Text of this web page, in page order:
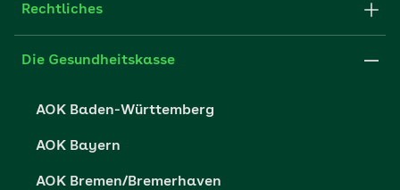
FAQ
Partner der AOK
Fachportal für Arbeitgeber
Presse- und Politikportal
Vertriebspartner-Service
Rechtliches
Impressum
Die Gesundheitskasse
AOK Baden-Württemberg
AOK Bayern
AOK Bremen/Bremerhaven